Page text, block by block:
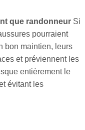
que randonneur Si
pourraient
bon maintien, leurs
et préviennent les
entièrement le
évitant les